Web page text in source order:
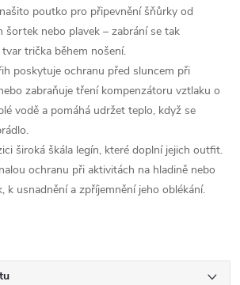
poutko pro připevnění šňůrky od
šortek nebo plavek – zabrání se tak
trička během nošení.
poskytuje ochranu před sluncem při
zabraňuje tření kompenzátoru vztlaku o
vodě a pomáhá udržet teplo, když se
široká škála legín, které doplní jejich outfit.
ochranu při aktivitách na hladině nebo
k usnadnění a zpříjemnění jeho oblékání.